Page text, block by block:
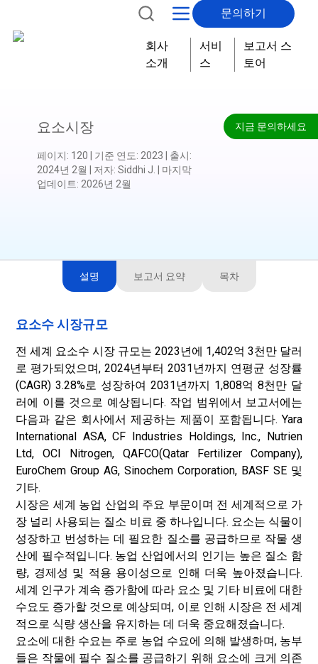
문의하기
회사
소개
서비
스
보고서 스
토어
지금 문의하세요
요소시장
페이지: 120 기준 연도: 2023 출시:
2024년 2월
저자: Siddhi J.
마지막
업데이트: 2026년 2월
설명 보고서 요약 목차
요소수 시장규모
전 세계 요소수 시장 규모는 2023년에 1,402억 3천만 달러
로 평가되었으며, 2024년부터 2031년까지 연평균 성장률
(CAGR) 3.28%로 성장하여 2031년까지 1,808억 8천만 달
러에 이를 것으로 예상됩니다. 작업 범위에서 보고서에는
다음과 같은 회사에서 제공하는 제품이 포함됩니다. Yara
International ASA, CF Industries Holdings, Inc., Nutrien
Ltd, OCI Nitrogen, QAFCO(Qatar Fertilizer Company),
EuroChem Group AG, Sinochem Corporation, BASF SE 및
기타.
시장은 세계 농업 산업의 주요 부문이며 전 세계적으로 가
장 널리 사용되는 질소 비료 중 하나입니다. 요소는 식물이
성장하고 번성하는 데 필요한 질소를 공급하므로 작물 생
산에 필수적입니다. 농업 산업에서의 인기는 높은 질소 함
량, 경제성 및 적용 용이성으로 인해 더욱 높아졌습니다.
세계 인구가 계속 증가함에 따라 요소 및 기타 비료에 대한
수요도 증가할 것으로 예상되며, 이로 인해 시장은 전 세계
적으로 식량 생산을 유지하는 데 더욱 중요해졌습니다.
요소에 대한 수요는 주로 농업 수요에 의해 발생하며, 농부
들은 작물에 필수 질소를 공급하기 위해 요소에 크게 의존